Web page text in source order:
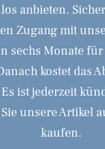
anbieten.
Zugang mit
sechs Monate
kostet das
ist jederzeit
unsere Artikel
kaufen.